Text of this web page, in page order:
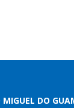
MIGUEL DO